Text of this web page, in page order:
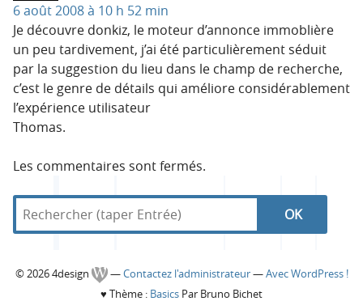
6 août 2008 à 10 h 52 min
Je découvre donkiz, le moteur d’annonce immoblière
un peu tardivement, j’ai été particulièrement séduit
par la suggestion du lieu dans le champ de recherche,
c’est le genre de détails qui améliore considérablement
l’expérience utilisateur
Thomas.
Les commentaires sont fermés.
R
R
e
d
4
C
© 2026 4design —Contactez l'administrateur—Avec WordPress !
♥ Thème : Basics Par Bruno Bichet